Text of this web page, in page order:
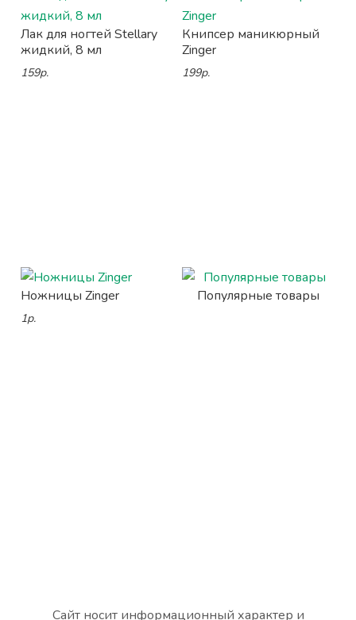
Лак для ногтей Stellary
жидкий, 8 мл
159р.
Книпсер маникюрный
Zinger
199р.
Ножницы Zinger
1р.
Популярные товары
Сайт носит информационный характер и